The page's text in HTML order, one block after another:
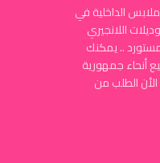
الداخلية في
موديلات اللانجيري
.. يمكنك
في جميع أنحاء جمهورية
الطلب من